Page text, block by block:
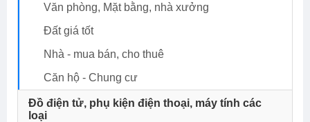
Văn phòng, Mặt bằng, nhà xưởng
Đất giá tốt
nhà - mua bán, cho thuê
Căn hộ - Chung cư
Đồ điện tử, phụ kiện điện thoại, máy tính các
loại